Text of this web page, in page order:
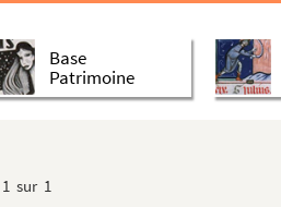
Base
Patrimoine
1 sur 1